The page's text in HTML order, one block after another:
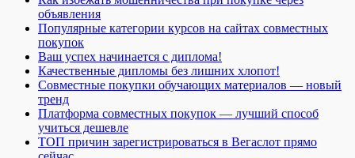
объявления
Популярные категории курсов на сайтах совместных
покупок
Ваш успех начинается с диплома!
Качественные дипломы без лишних хлопот!
Совместные покупки обучающих материалов — новый
тренд
Платформа совместных покупок — лучший способ
учиться дешевле
ТОП причин зарегистрироваться в Вегаслот прямо